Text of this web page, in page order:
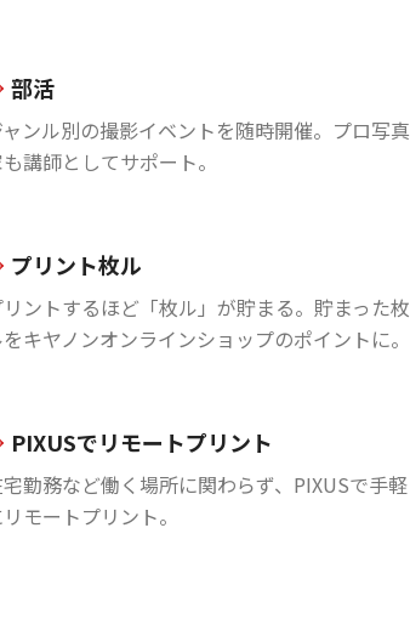
部活
ンル別の撮影イベントを随時開催。プロ写真
講師としてサポート。
プリント枚ル
リントするほど「枚ル」が貯まる。貯まった枚
をキヤノンオンラインショップのポイントに。
PIXUSでリモートプリント
勤務など働く場所に関わらず、PIXUSで手軽
モートプリント。